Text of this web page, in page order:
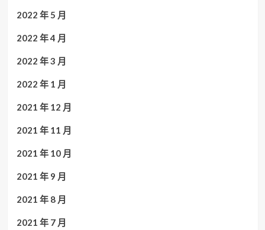
2022 年 5 月
2022 年 4 月
2022 年 3 月
2022 年 1 月
2021 年 12 月
2021 年 11 月
2021 年 10 月
2021 年 9 月
2021 年 8 月
2021 年 7 月